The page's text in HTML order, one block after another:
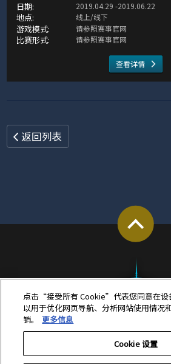
2019.04.29 -2019.06.22
线上/线下
请参照赛事官网
请参照赛事官网
查看详情
返回列表
点击“接受所有 Cookie”代表您同意在设
以用于优化网页导航、分析网站使用情况
销。
更多信息
Cookie 设置